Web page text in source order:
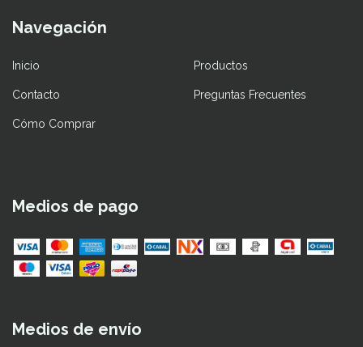
Navegación
Inicio Productos
Contacto Preguntas Frecuentes
Cómo Comprar
Medios de pago
Medios de envío